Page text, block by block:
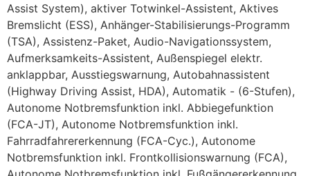
Assist System), aktiver Totwinkel-Assistent, Aktives
Bremslicht (ESS), Anhänger-Stabilisierungs-Programm
(TSA), Assistenz-Paket, Audio-Navigationssystem,
Aufmerksamkeits-Assistent, Außenspiegel elektr.
anklappbar, Ausstiegswarnung, Autobahnassistent
(Highway Driving Assist, HDA), Automatik - (6-Stufen),
Autonome Notbremsfunktion inkl. Abbiegefunktion
(FCA-JT), Autonome Notbremsfunktion inkl.
Fahrradfahrererkennung (FCA-Cyc.), Autonome
Notbremsfunktion inkl. Frontkollisionswarnung (FCA),